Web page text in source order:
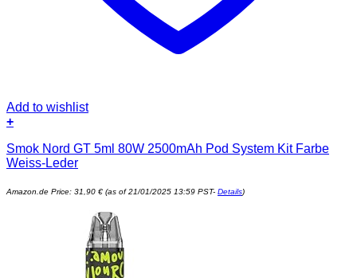
Add to wishlist
+
Smok Nord GT 5ml 80W 2500mAh Pod System Kit Farbe
Weiss-Leder
Amazon.de Price: 31,90 € (as of 21/01/2025 13:59 PST- Details)